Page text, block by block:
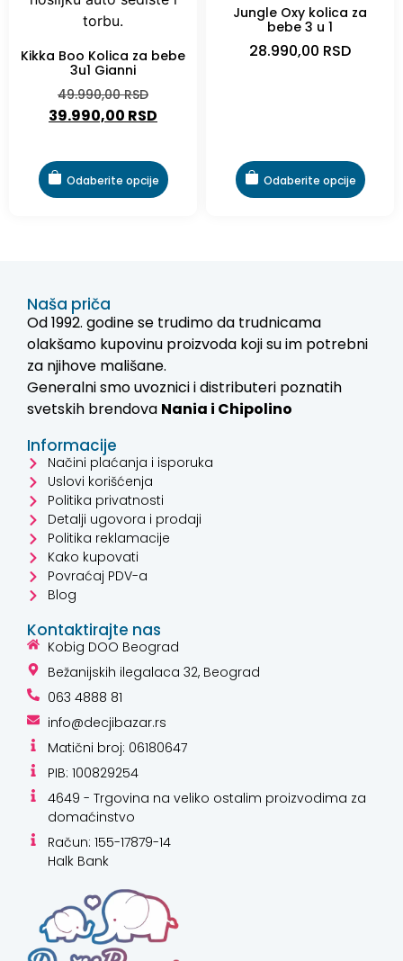
Kikka Boo Kolica za bebe
3u1 Gianni
49.990,00RSD
39.990,00 RSD
Odaberite opcije
Jungle Oxy kolica za
bebe 3 u 1
28.990,00 RSD
Odaberite opcije
Naša priča
Od 1992. godine se trudimo da trudnicama
olakšamo kupovinu proizvoda koji su im potrebni
za njihove mališane.
Generalni smo uvoznici i distributeri poznatih
svetskih brendova Nania i Chipolino
Informacije
Načini plaćanja i isporuka
Uslovi korišćenja
Politika privatnosti
Detalji ugovora i prodaji
Politika reklamacije
Kako kupovati
Povraćaj PDV-a
Blog
Kontaktirajte nas
Kobig DOO Beograd
Bežanijskih ilegalaca 32, Beograd
063 4888 81
info@decjibazar.rs
Matični broj: 06180647
PIB: 100829254
4649 - Trgovina na veliko ostalim proizvodima za
domaćinstvo
Račun: 155-17879-14
Halk Bank
Kako mogu da